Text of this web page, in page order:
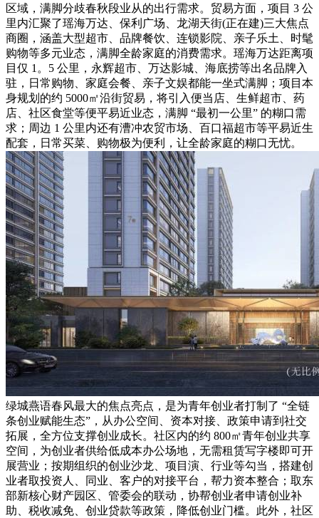
区域，满脚分歧春秋段业从的出行需求。贸易方面，项目 3 公
里内汇聚了瑶海万达、保利广场、龙湖天街(正在建)三大焦点
商圈，涵盖大型超市、品牌餐饮、连锁影院、亲子乐土、时髦
购物等多元业态，满脚全龄家庭的消费需求。瑶海万达距离项
目仅 1。5 公里，永辉超市、万达影城、海底捞等出名品牌入
驻，日常购物、家庭会餐、亲子文娱都能一坐式满脚；项目本
身规划的约 5000㎡沿街贸易，将引入便当店、生鲜超市、药
店、社区食堂等便平易近业态，满脚 “最初一公里” 的糊口需
求；周边 1 公里内还有漕冲农贸市场、百口福超市等平易近生
配套，日常买菜、购物极为便利，让全龄家庭的糊口无忧。
绿城燕语春风最大的焦点亮点，是为青年创业者打制了 “全链
条创业赋能生态”，从办公空间、资本对接、政策申请到社交
拓展，全方位支撑创业成长。社区内的约 800㎡青年创业共享
空间，为创业者供给低成本办公场地，无需租赁写字楼即可开
展营业；按期组织的创业沙龙、项目演、行业等勾当，搭建创
业者取投资人、同业、客户的对接平台，帮力资本整合；取东
部新核心财产园区、管委会的联动，协帮创业者申请创业补
助、税收减免、创业贷款等政策，降低创业门槛。此外，社区